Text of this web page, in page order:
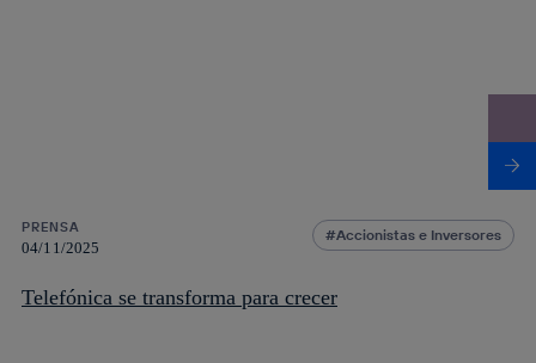
PRENSA
04/11/2025
Accionistas e Inversores
Telefónica se transforma para crecer